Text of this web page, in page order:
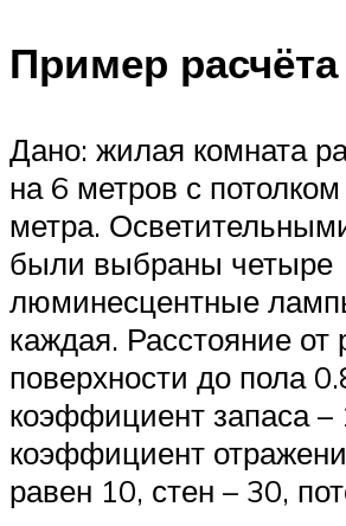
Пример
Дано: жилая комната
на 6 метров с
метра.
были выбраны четыре
люминесцентные
каждая. Расстояние от
поверхности до пола
коэффициент запаса –
коэффициент
равен 10, стен – 30,